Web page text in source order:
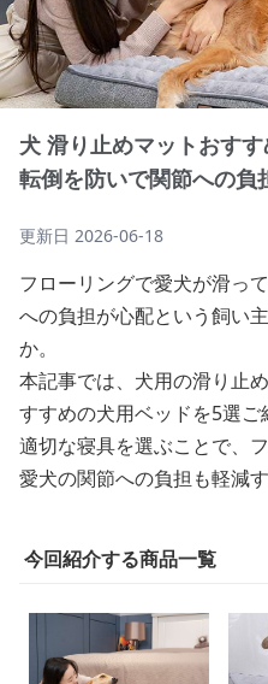
犬 滑り止めマットおす
転倒を防いで関節への負
更新日 2026-06-18
フローリングで愛犬が滑っ
への負担が心配という飼い
か。
本記事では、犬用の滑り止
すすめの犬用ベッドを5選ご
適切な寝具を選ぶことで、
愛犬の関節への負担も軽減
今回紹介する商品一覧